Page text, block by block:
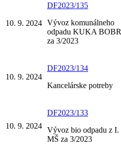
10. 9. 2024
DF2023/135
Vývoz komunálneho
odpadu KUKA BOBR
za 3/2023
10. 9. 2024
DF2023/134
Kancelárske potreby
10. 9. 2024
DF2023/133
Vývoz bio odpadu z I.
MŠ za 3/2023